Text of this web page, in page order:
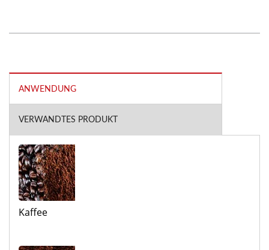
ANWENDUNG
VERWANDTES PRODUKT
Kaffee